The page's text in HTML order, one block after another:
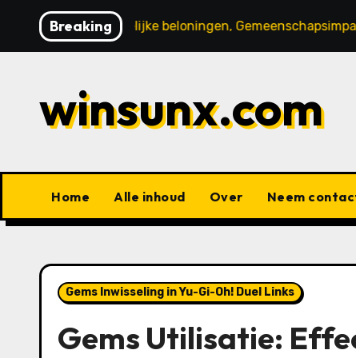
content
Breaking
Opmerkelijke beloningen, Gemeenschapsimpact
winsunx.com
Home Alle inhoud Over Neem
Gems Inwisseling in Yu-Gi-Oh! Duel Links
Gems Utilisatie: